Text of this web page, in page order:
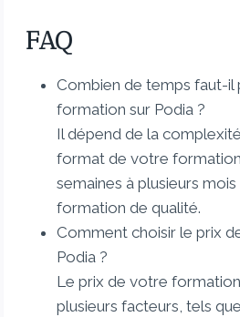
FAQ
Combien de temps faut-il
formation sur Podia ?
Il dépend de la
format de votre
semaines à plusieurs
formation de qualité.
Comment choisir le prix
Podia ?
Le prix de votre
plusieurs facteurs, tels